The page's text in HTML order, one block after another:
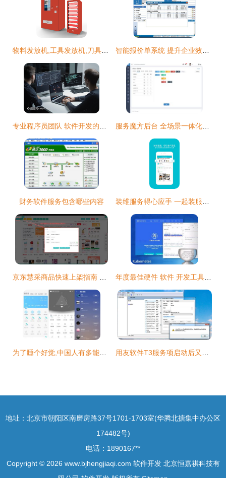
财务软件服务包含哪些内容
地址：北京市朝阳区南磨房路37号1701-1703室(华腾北搪集中办公区
174482号)
电话：1890167**
Copyright © 2026 www.bjhengjiaqi.com 软件开发 北京恒嘉祺科技有